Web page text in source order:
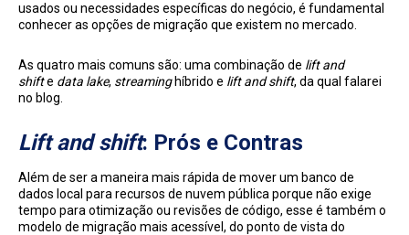
usados ou necessidades específicas do negócio, é fundamental
conhecer as opções de migração que existem no mercado.
As quatro mais comuns são: uma combinação de lift and
shifte data lake, streaming híbrido e lift and shift, da qual falarei
no blog.
Lift and shift: Prós e Contras
Além de ser a maneira mais rápida de mover um banco de
dados local para recursos de nuvem pública porque não exige
tempo para otimização ou revisões de código, esse é também o
modelo de migração mais acessível, do ponto de vista do